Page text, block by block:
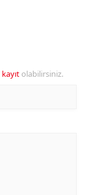
kayıt olabilirsiniz.